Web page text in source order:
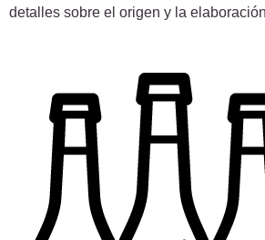
detalles sobre el origen y la